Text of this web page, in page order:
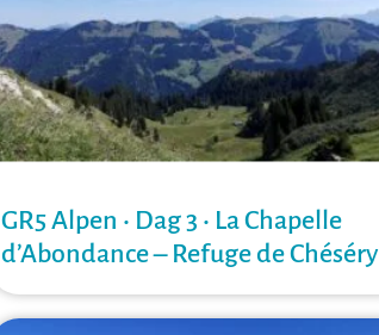
GR5 Alpen • Dag 3 • La Chapelle
d’Abondance – Refuge de Chéséry